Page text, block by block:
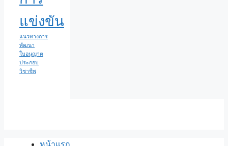
แข่งขัน
แนวทางการ
พัฒนา
ใบอนุญาต
ประกอบ
วิชาชีพ
หน้าแรก